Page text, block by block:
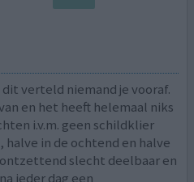
verteld niemand je vooraf.
en het heeft helemaal niks
i.v.m. geen schildklier
halve in de ochtend en halve
slecht deelbaar en
ieder dag een